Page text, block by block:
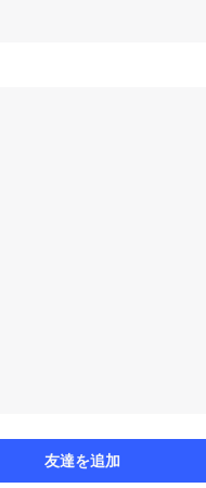
友達を追加